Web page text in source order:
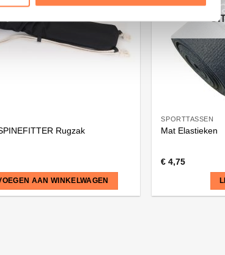
Rugzak
AAN WINKELWAGEN
SPORTTASSEN
Mat Elastieken
€ 4,75